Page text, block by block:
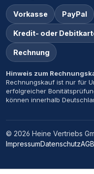
Vorkasse PayPal
Kredit- oder
Rechnung
Hinweis zum
Rechnungskauf ist nur für
erfolgreicher
können innerhalb
© 2026 Heine Vertriebs
ImpressumDatenschutzAGB